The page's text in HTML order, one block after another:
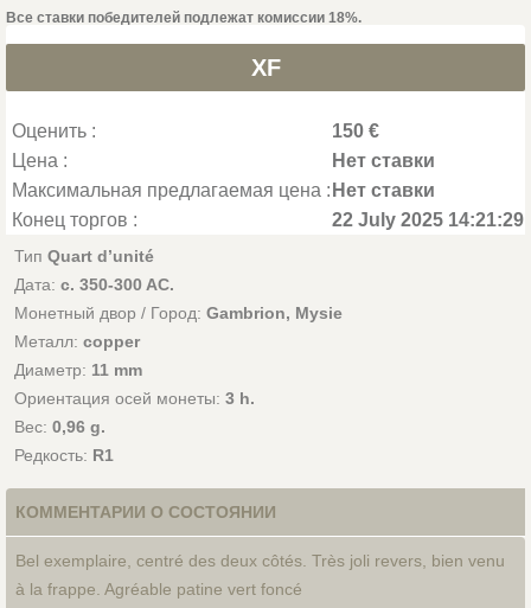
Все ставки победителей подлежат комиссии 18%.
XF
Оценить :
150 €
Цена :
Нет ставки
Максимальная предлагаемая цена : Нет ставки
Конец торгов :
22 July 2025 14:21:29
Тип Quart d’unité
Дата: c. 350-300 AC.
Монетный двор / Город: Gambrion, Mysie
Металл: copper
Диаметр: 11 mm
Ориентация осей монеты: 3 h.
Вес: 0,96 g.
Редкость: R1
КОММЕНТАРИИ О СОСТОЯНИИ
Bel exemplaire, centré des deux côtés. Très joli revers, bien venu
à la frappe. Agréable patine vert foncé